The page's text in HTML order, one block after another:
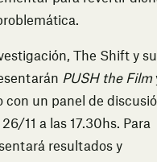
The Shift y
PUSH the Film
con un panel de
11 a las 17.30hs. Para
resultados y